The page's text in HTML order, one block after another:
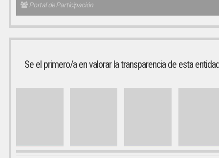
Portal de Participación
Se el primero/a en valorar la transparencia de esta